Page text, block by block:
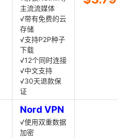
主流流媒体
√带有免费的云
存储
√支持P2P种子
下载
√12个同时连接
√中文支持
√30天退款保
证
Nord VPN
√使用双重数据
加密